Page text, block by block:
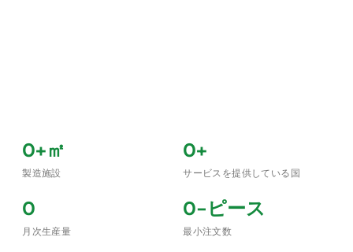
製造施設
0+㎡
サービスを提供している国
0+
月次生産量
0
最小注文数
0-ピース